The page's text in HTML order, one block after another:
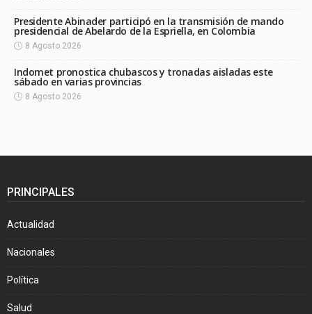
Presidente Abinader participó en la transmisión de mando
presidencial de Abelardo de la Espriella, en Colombia
8 Agosto 2026
Indomet pronostica chubascos y tronadas aisladas este
sábado en varias provincias
8 Agosto 2026
PRINCIPALES
Actualidad
Nacionales
Política
Salud